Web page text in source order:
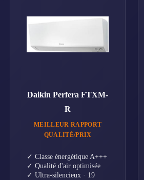
Daikin Perfera FTXM-
R
MEILLEUR RAPPORT
QUALITÉ/PRIX
✓ Classe énergétique A+++
✓ Qualité d'air optimisée
✓ Ultra-silencieux · 19